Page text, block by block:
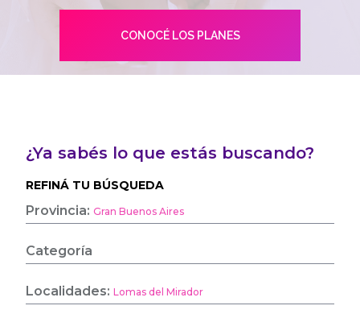
CONOCÉ LOS PLANES
¿Ya sabés lo que estás buscando?
REFINÁ TU BÚSQUEDA
Provincia:Gran Buenos Aires
Categoría
Localidades:Lomas del Mirador